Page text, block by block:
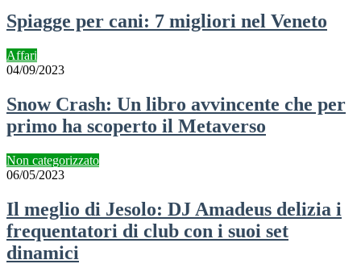
Spiagge per cani: 7 migliori nel Veneto
Affari
04/09/2023
Snow Crash: Un libro avvincente che per
primo ha scoperto il Metaverso
Non categorizzato
06/05/2023
Il meglio di Jesolo: DJ Amadeus delizia i
frequentatori di club con i suoi set
dinamici